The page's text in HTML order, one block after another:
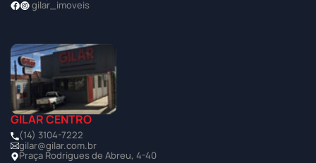
gilar_imoveis
GILAR CENTRO
(14) 3104-7222
gilar@gilar.com.br
Praça Rodrigues de Abreu, 4-40